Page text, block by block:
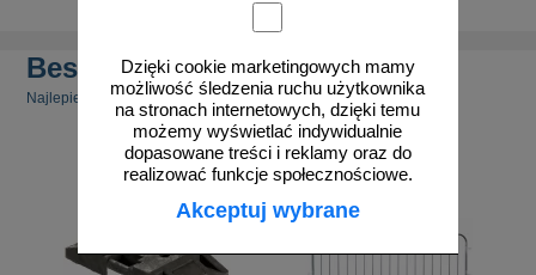
Dzięki cookie marketingowych mamy
możliwość śledzenia ruchu użytkownika
na stronach internetowych, dzięki temu
możemy wyświetlać indywidualnie
dopasowane treści i reklamy oraz do
realizować funkcje społecznościowe.
Akceptuj wybrane
Bestsellery
Najlepiej sprzedające się produkty